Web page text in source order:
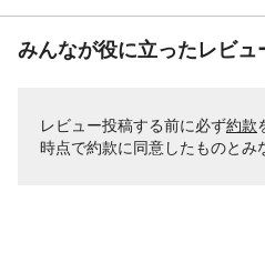
みんなが役に立ったレビュ
レビュー投稿する前に必ず約款
時点で約款に同意したものとみ